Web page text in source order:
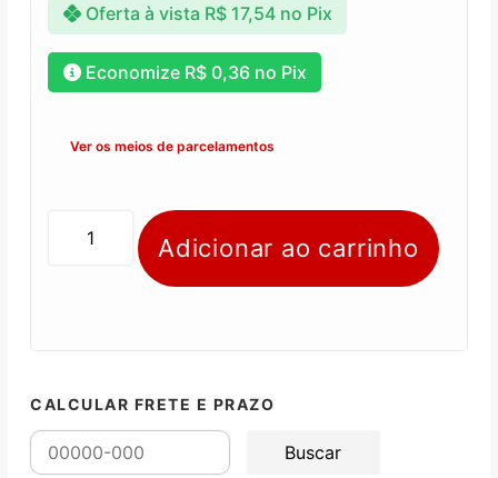
Oferta à vista R$17,54 no Pix
Economize R$0,36no Pix
Ver os meios de parcelamentos
Adicionar ao carrinho
CALCULAR FRETE E PRAZO